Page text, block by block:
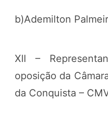
b)Ademilton
XII –
oposição da
da Conquista –